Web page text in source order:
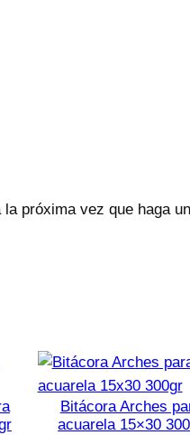
próxima vez que haga
Bitácora Arches
acuarela 15×30